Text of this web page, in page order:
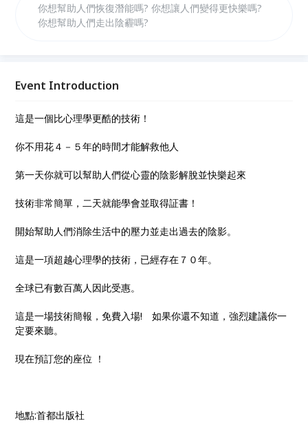
你想幫助人們恢復潛能嗎? 你想讓人們變得更快樂嗎?
你想幫助人們走出陰霾嗎?
Event Introduction
這是一個比心理學更酷的技術！
你不用花４－５年的時間才能解救他人
第一天你就可以幫助人們從心靈的陰影解脫並快樂起來
技術非常簡單，二天就能學會並取得証書！
開始幫助人們消除生活中的壓力並走出過去的陰影。
這是一項超越心理學的技術，已經存在７０年。
全球已有數百萬人因此受惠。
這是一場技術簡報，免費入場! 如果你還不知道，強烈建議你一
定要來聽。
現在預訂您的座位 ！
地點:首都出版社